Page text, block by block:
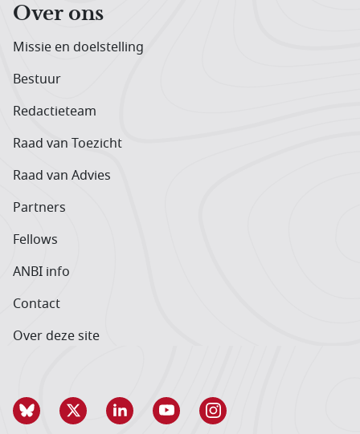
Over ons
Missie en doelstelling
Bestuur
Redactieteam
Raad van Toezicht
Raad van Advies
Partners
Fellows
ANBI info
Contact
Over deze site